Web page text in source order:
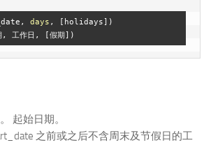
days , [holidays])
起始日期。
之前或之后不含周末及节假日的工